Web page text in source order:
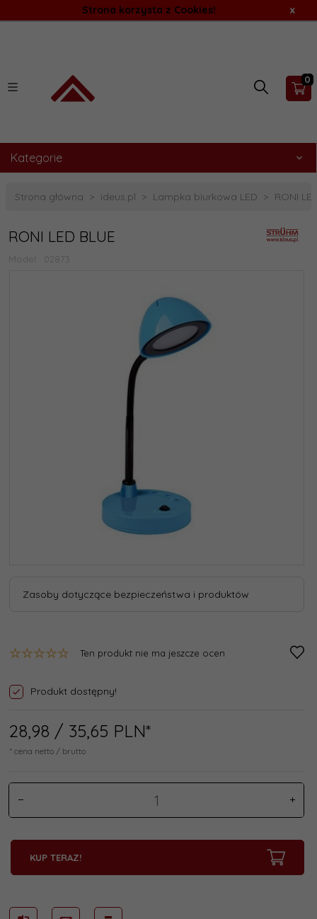
Strona korzysta z Cookies! x
0
Kategorie
Strona główna ideus.pl Lampka biurkowa LED RONI
RONI LED BLUE
Model: 02873
Zasoby dotyczące bezpieczeństwa i produktów
Ten produkt nie ma jeszcze ocen
Produkt dostępny!
28,98 / 35,65 PLN*
* cena netto / brutto
KUP TERAZ!